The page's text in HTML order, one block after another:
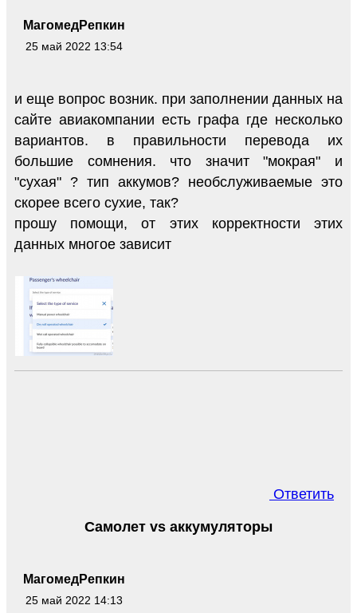
МагомедРепкин
25 май 2022 13:54
и еще вопрос возник. при заполнении данных на
сайте авиакомпании есть графа где несколько
вариантов. в правильности перевода их
большие сомнения. что значит "мокрая" и
"сухая" ? тип аккумов? необслуживаемые это
скорее всего сухие, так?
прошу помощи, от этих корректности этих
данных многое зависит
Ответить
МагомедРепкин
25 май 2022 14:13
Самолет vs аккумуляторы